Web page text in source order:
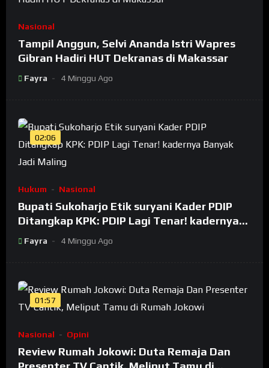
Nasional
Tampil Anggun, Selvi Ananda Istri Wapres
Gibran Hadiri HUT Dekranas di Makassar
Fayra 4 Minggu Ago
02:06
Hukum Nasional
Bupati Sukoharjo Etik suryani Kader PDIP
Ditangkap KPK: PDIP Lagi Tenar! kadernya
Banyak Jadi Maling
Fayra 4 Minggu Ago
01:57
Nasional Opini
Review Rumah Jokowi: Duta Remaja Dan